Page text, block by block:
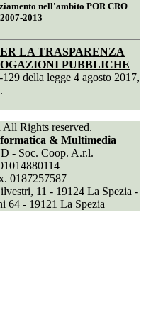
nell'ambito POR CRO
2013
LA TRASPARENZA
PUBBLICHE
della legge 4 agosto 2017,
All Rights reserved.
& Multimedia
- Soc. Coop. A.r.l.
0187257587
11 - 19124 La Spezia -
64 - 19121 La Spezia